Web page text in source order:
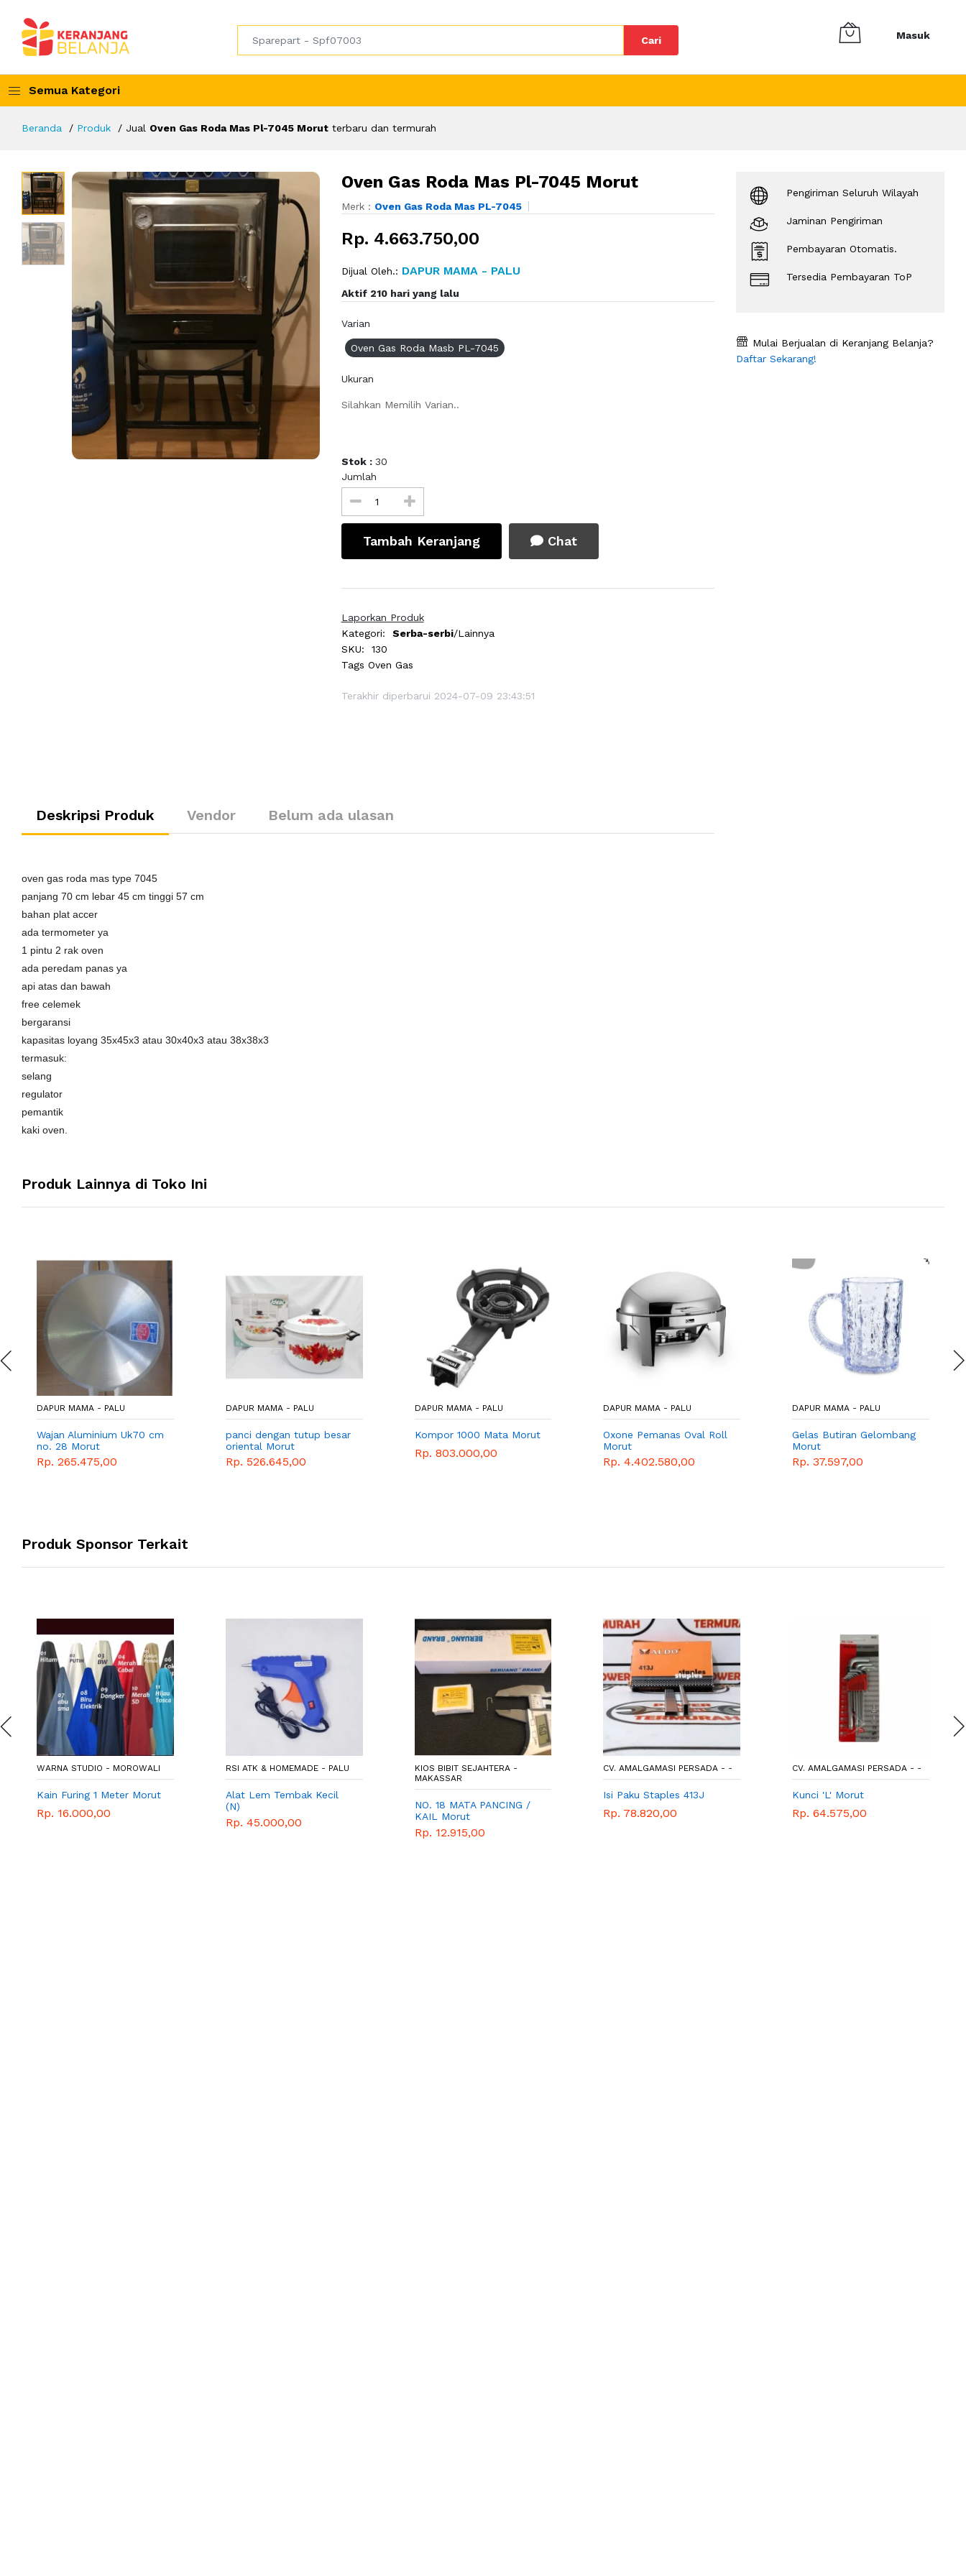
Cari Masuk
Semua Kategori
Beranda Produk Jual Oven Gas Roda Mas Pl-7045 Morut terbaru dan termurah
Oven Gas Roda Mas Pl-7045 Morut
Merk : Oven Gas Roda Mas PL-7045
Rp. 4.663.750,00
Dijual Oleh.: DAPUR MAMA - PALU
Aktif 210 hari yang lalu
Varian
Oven Gas Roda Masb PL-7045
Ukuran
Silahkan Memilih Varian..
Stok : 30
Jumlah
Tambah Keranjang Chat
Laporkan Produk
Kategori:
Serba-serbi/Lainnya
SKU:
130
Tags Oven Gas
Terakhir diperbarui 2024-07-09 23:43:51
Deskripsi Produk Vendor Belum ada ulasan
oven gas roda mas type 7045
panjang 70 cm lebar 45 cm tinggi 57 cm
bahan plat accer
ada termometer ya
1 pintu 2 rak oven
ada peredam panas ya
api atas dan bawah
free celemek
bergaransi
kapasitas loyang 35x45x3 atau 30x40x3 atau 38x38x3
termasuk:
selang
regulator
pemantik
kaki oven.
Pengiriman Seluruh Wilayah
Jaminan Pengiriman
Pembayaran Otomatis.
Tersedia Pembayaran ToP
Mulai Berjualan di Keranjang Belanja?
Daftar Sekarang!
Produk Lainnya di Toko Ini
DAPUR MAMA - PALU
Wajan Aluminium Uk70 cm
no. 28 Morut
Rp. 265.475,00
DAPUR MAMA - PALU
panci dengan tutup besar
oriental Morut
Rp. 526.645,00
DAPUR MAMA - PALU
Kompor 1000 Mata Morut
Rp. 803.000,00
DAPUR MAMA - PALU
Oxone Pemanas Oval Roll
Morut
Rp. 4.402.580,00
DAPUR MAMA - PALU
Gelas Butiran Gelombang
Morut
Rp. 37.597,00
Produk Sponsor Terkait
WARNA STUDIO - MOROWALI
Kain Furing 1 Meter Morut
Rp. 16.000,00
RSI ATK & HOMEMADE - PALU
Alat Lem Tembak Kecil
(N)
Rp. 45.000,00
KIOS BIBIT SEJAHTERA -
MAKASSAR
NO. 18 MATA PANCING /
KAIL Morut
Rp. 12.915,00
CV. AMALGAMASI PERSADA - -
Isi Paku Staples 413J
Rp. 78.820,00
CV. AMALGAMASI PERSADA - -
Kunci 'L' Morut
Rp. 64.575,00